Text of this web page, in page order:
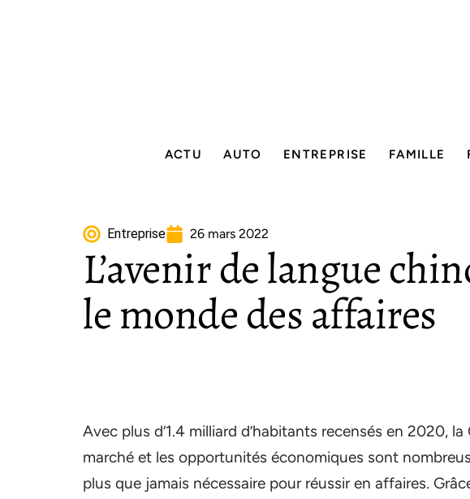
ACTU AUTO ENTREPRISE FAMILLE
Entreprise 26 mars 2022
L’avenir de langue
le monde des affaires
Avec plus d’1.4 milliard d’habitants recensés en 2020,
marché et les opportunités économiques sont
plus que jamais nécessaire pour réussir en affaires.